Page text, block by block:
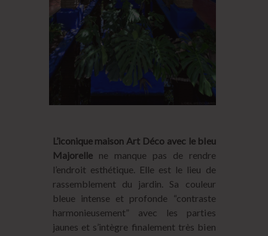
L’iconique maison Art Déco avec le bleu
Majorellene manque pas de rendre
l’endroit esthétique. Elle est le lieu de
rassemblement du jardin. Sa couleur
bleue intense et profonde “contraste
harmonieusement” avec les parties
jaunes et s’intègre finalement très bien